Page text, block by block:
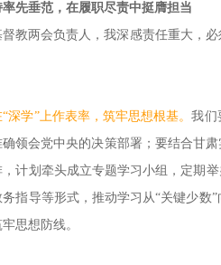
先垂范，在履职尽责中挺膺担当
教两会负责人，我深感责任重大，
“深学”上作表率，筑牢思想根基。我们
领会党中央的决策部署；要结合甘
计划牵头成立专题学习小组，定期
指导等形式，推动学习从“关键少
思想防线。